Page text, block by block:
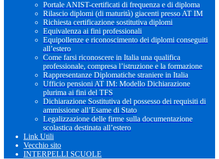
Portale ANIST-certificati di frequenza e di diploma
Rilascio diplomi (di maturità) giacenti presso AT IM
Richiesta certificazione sostitutiva diplomi
Equivalenza ai fini professionali
Equipollenze e riconoscimento dei diplomi conseguiti
all’estero
Come farsi riconoscere in Italia una qualifica
professionale, compresa l’istruzione e la formazione
Rappresentanze Diplomatiche straniere in Italia
Ufficio pensioni AT IM: Modello Dichiarazione
plurima ai fini del TFS
Dichiarazione Sostitutiva del possesso dei requisiti di
ammissione all’Esame di Stato
Legalizzazione delle firme sulla documentazione
scolastica destinata all’estero
Link Utili
Vecchio sito
INTERPELLI SCUOLE